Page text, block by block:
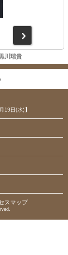
川瑞貴
19日(水)】
スマップ